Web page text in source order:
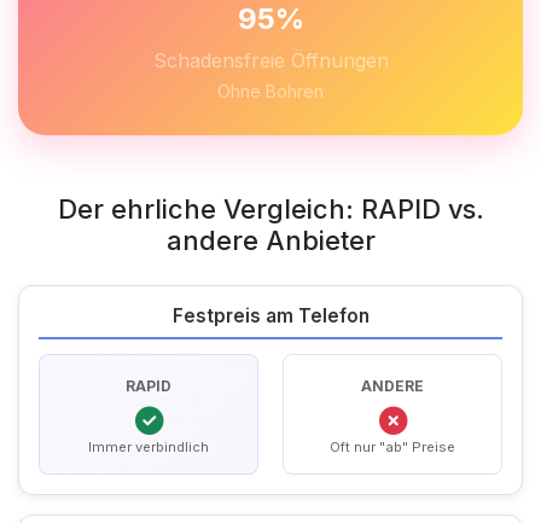
95%
Schadensfreie Öffnungen
Ohne Bohren
Der ehrliche Vergleich: RAPID vs.
andere Anbieter
Festpreis am Telefon
RAPID
Immer verbindlich
ANDERE
Oft nur "ab" Preise